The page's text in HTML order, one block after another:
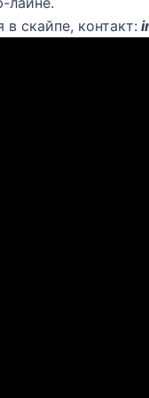
скайпе, контакт: